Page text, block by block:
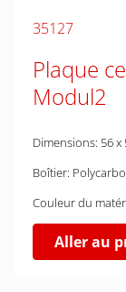
35127
Plaque
Modul2
Dimensions: 56 x
Boîtier:
Couleur du
Aller au